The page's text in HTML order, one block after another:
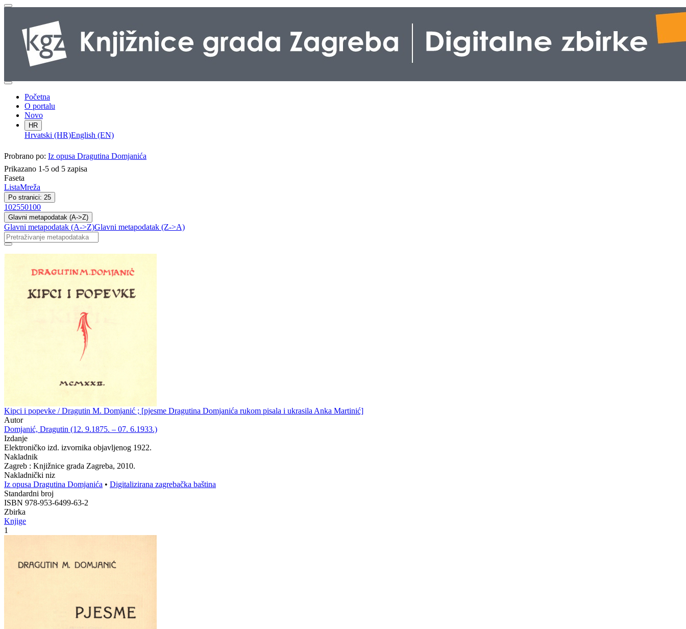
Početna
O portalu
Novo
HR
Hrvatski (HR)English (EN)
Probrano po: Iz opusa Dragutina Domjanića
Prikazano 1-5 od 5 zapisa
Faseta
ListaMreža
Po stranici: 25
102550100
Glavni metapodatak (A->Z)
Glavni metapodatak (A->Z)Glavni metapodatak (Z->A)
Kipci i popevke / Dragutin M. Domjanić ; [pjesme Dragutina Domjanića rukom pisala i ukrasila Anka Martinić]
Autor
Domjanić, Dragutin (12. 9.1875. – 07. 6.1933.)
Izdanje
Elektroničko izd. izvornika objavljenog 1922.
Nakladnik
Zagreb : Knjižnice grada Zagreba, 2010.
Nakladnički niz
Iz opusa Dragutina Domjanića • Digitalizirana zagrebačka baština
Standardni broj
ISBN 978-953-6499-63-2
Zbirka
Knjige
1